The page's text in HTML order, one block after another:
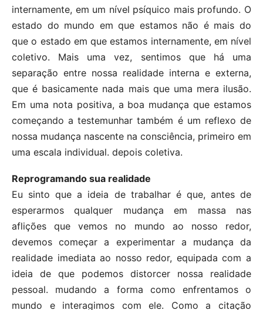
internamente, em um nível psíquico mais profundo. O
estado do mundo em que estamos não é mais do
que o estado em que estamos internamente, em nível
coletivo. Mais uma vez, sentimos que há uma
separação entre nossa realidade interna e externa,
que é basicamente nada mais que uma mera ilusão.
Em uma nota positiva, a boa mudança que estamos
começando a testemunhar também é um reflexo de
nossa mudança nascente na consciência, primeiro em
uma escala individual. depois coletiva.
Reprogramando sua realidade
Eu sinto que a ideia de trabalhar é que, antes de
esperarmos qualquer mudança em massa nas
aflições que vemos no mundo ao nosso redor,
devemos começar a experimentar a mudança da
realidade imediata ao nosso redor, equipada com a
ideia de que podemos distorcer nossa realidade
pessoal. mudando a forma como enfrentamos o
mundo e interagimos com ele. Como a citação